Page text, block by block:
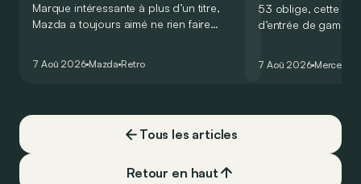
Marque intéressante à plus d’un titre,
Mazda a toujours aimé ne rien faire
de la plus belle des manières…
7 Aoû 2026 Mazda Retro
53 oblige, cette
d’entrée de
moins…
7 Aoû 2026 Mercedes
Tous les articles
Retour en haut